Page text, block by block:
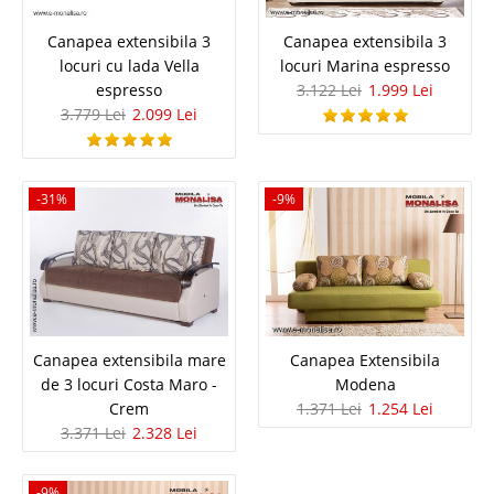
In Stoc
Vezi Detalii
Adauga la Favorite
Canapea 3 Locuri Extensibila
extensibile se recomanda in spatii mici acolo unde dimensiunile camerei
nu permit un coltar (canapea de colt), pentru camerele de tineret, elevi sau
studenti ori pentru salile de asteptare (anticamere). ..
Canapea extensibila 3
locuri cu lada Vella
espresso
3.779 Lei 2.099 Lei
Canapea extensibila 3
locuri Marina espresso
3.122 Lei 1.999 Lei
-31%
Canapea extensibila mare
de 3 locuri Costa Maro -
Crem
3.371 Lei 2.328 Lei
-9%
Canapea Extensibila
Modena
1.371 Lei 1.254 Lei